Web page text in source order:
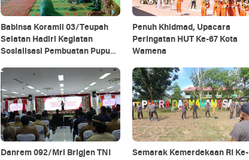
Babinsa Koramil 03/Teupah
Selatan Hadiri Kegiatan
Sosialisasi Pembuatan Pupuk
Penuh Khidmad, Upacara
Peringatan HUT Ke-67 Kota
Wamena
Danrem 092/Mrl Brigjen TNI
Semarak Kemerdekaan RI Ke-